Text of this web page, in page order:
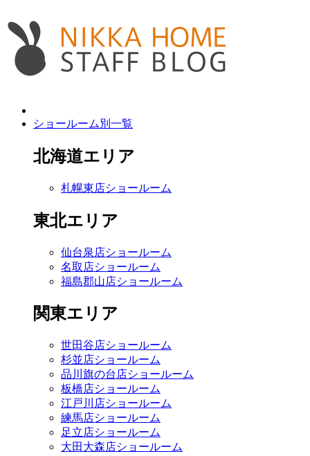
ショールーム別一覧
北海道エリア
札幌東店ショールーム
東北エリア
仙台泉店ショールーム
名取店ショールーム
福島郡山店ショールーム
関東エリア
世田谷店ショールーム
杉並店ショールーム
品川旗の台店ショールーム
板橋店ショールーム
江戸川店ショールーム
練馬店ショールーム
足立店ショールーム
大田大森店ショールーム